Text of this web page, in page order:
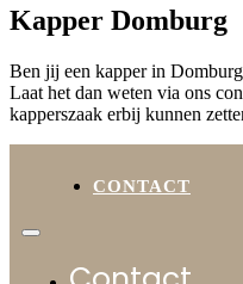
Kapper Domburg
Ben jij een kapper in
Laat het dan weten via ons
kapperszaak erbij kunnen
CONTACT